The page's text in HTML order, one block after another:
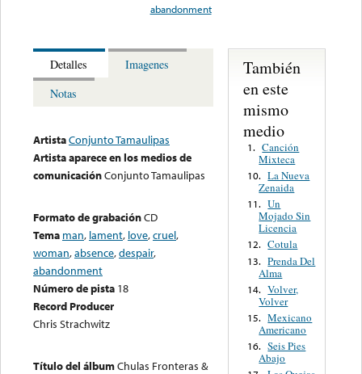
abandonment
Detalles
Imagenes
Notas
ArtistaConjunto Tamaulipas
Artista aparece en los medios de
comunicaciónConjunto Tamaulipas
Formato de grabaciónCD
Tema man, lament, love,cruel,
woman,absence,despair,
abandonment
Número de pista 18
Record Producer
Chris Strachwitz
Título del álbumChulas Fronteras &
También
en este
mismo
medio
1. Canción
Mixteca
10. La Nueva
Zenaida
11. Un
Mojado Sin
Licencia
12. Cotula
13. Prenda Del
Alma
14. Volver,
Volver
15. Mexicano
Americano
16. Seis Pies
Abajo